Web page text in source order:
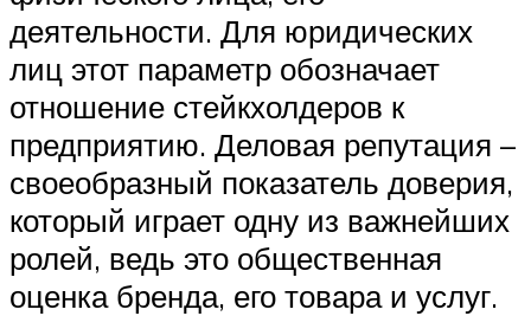
деятельности. Для юридических
лиц этот параметр обозначает
отношение стейкхолдеров к
предприятию. Деловая репутация –
своеобразный показатель доверия,
который играет одну из важнейших
ролей, ведь это общественная
оценка бренда, его товара и услуг.